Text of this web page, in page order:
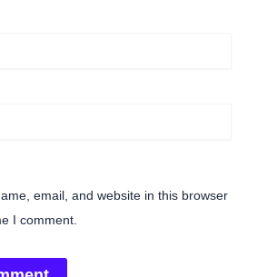
email, and website in this browser
I comment.